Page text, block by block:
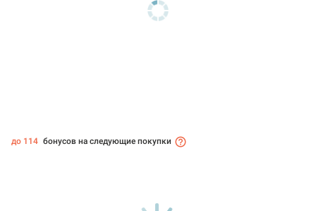
до 114 бонусов на следующие покупки